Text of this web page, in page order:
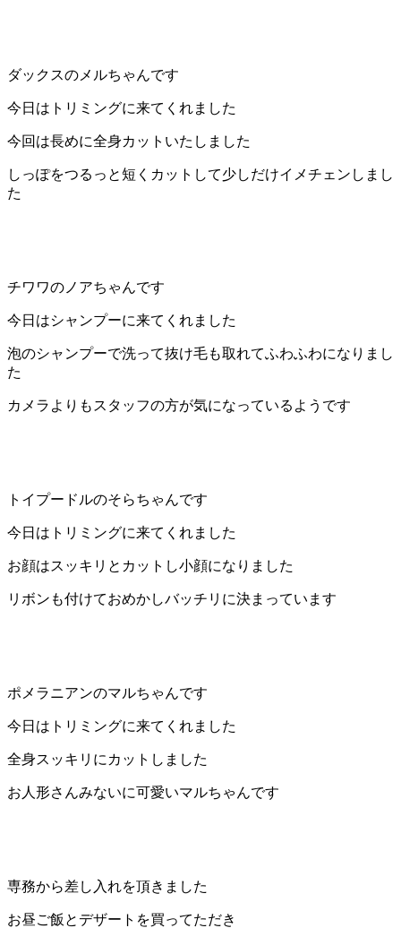
ン・
ペ
ッ
ト
ル
ダックスのメルちゃんです
今日はトリミングに来てくれました
今回は長めに全身カットいたしました
しっぽをつるっと短くカットして少しだけイメチェンしまし
た
チワワのノアちゃんです
今日はシャンプーに来てくれました
泡のシャンプーで洗って抜け毛も取れてふわふわになりまし
た
カメラよりもスタッフの方が気になっているようです
トイプードルのそらちゃんです
今日はトリミングに来てくれました
お顔はスッキリとカットし小顔になりました
リボンも付けておめかしバッチリに決まっています
ポメラニアンのマルちゃんです
今日はトリミングに来てくれました
全身スッキリにカットしました
お人形さんみないに可愛いマルちゃんです
専務から差し入れを頂きました
お昼ご飯とデザートを買ってただき